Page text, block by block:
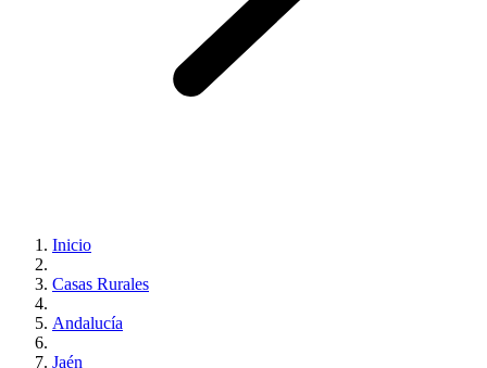
Inicio
Casas Rurales
Andalucía
Jaén